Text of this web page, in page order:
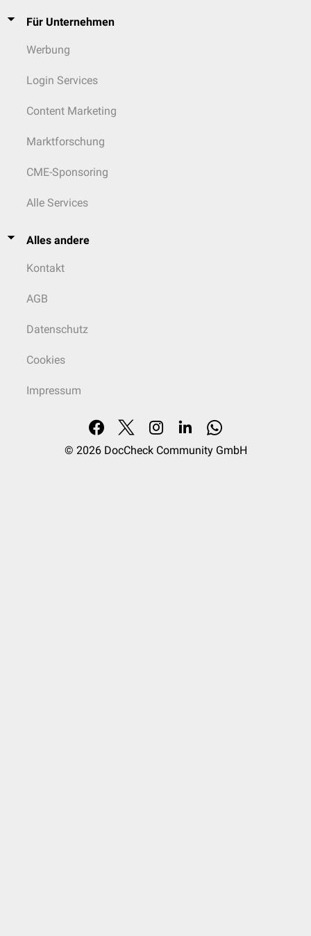
Für Unternehmen
Werbung
Login Services
Content Marketing
Marktforschung
CME-Sponsoring
Alle Services
Alles andere
Kontakt
AGB
Datenschutz
Cookies
Impressum
© 2026 DocCheck Community GmbH